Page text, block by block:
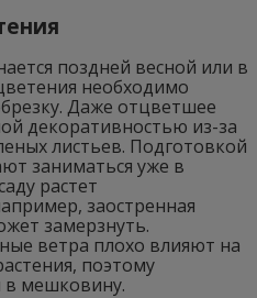
поздней весной или в
необходимо
Даже отцветшее
декоративностью из-за
листьев. Подготовкой
заниматься уже в
растет
заостренная
замерзнуть.
ветра плохо влияют на
поэтому
в мешковину.